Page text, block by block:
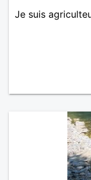
Je suis